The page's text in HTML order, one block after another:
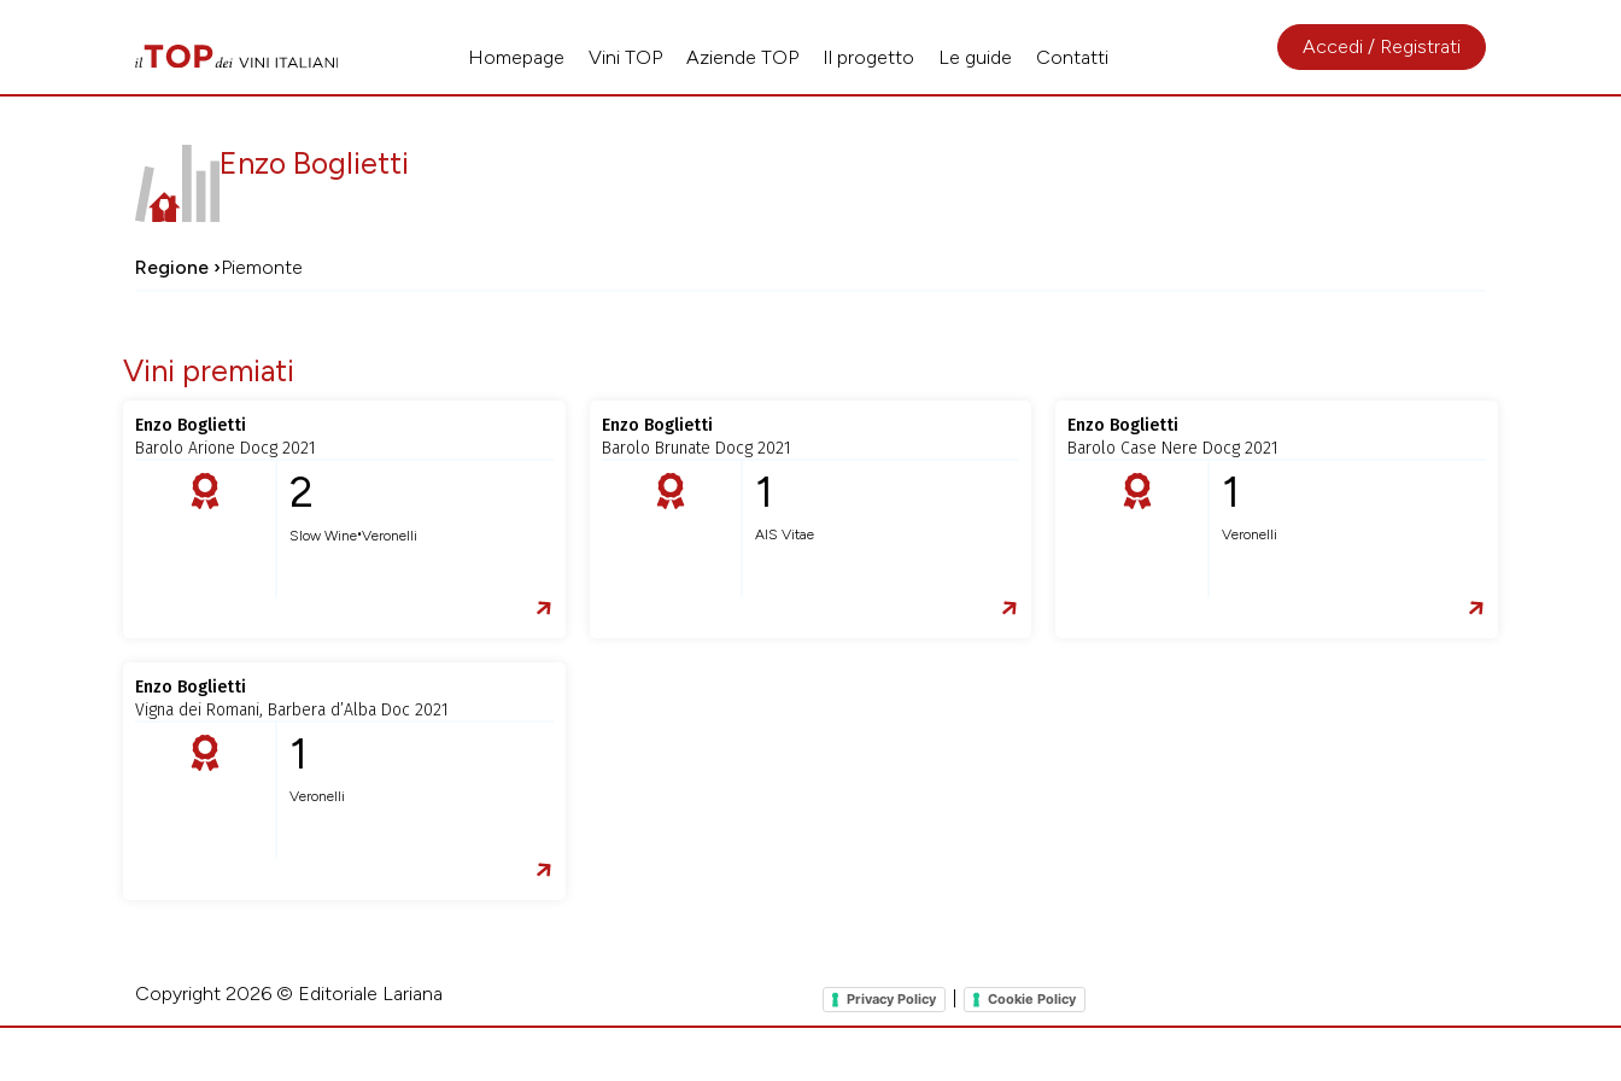
Homepage Vini TOP Aziende TOP Il progetto Le guide Contatti Accedi / Registrati
Enzo Boglietti
Regione ›Piemonte
Vini premiati
Enzo Boglietti
Barolo Arione Docg 2021
2
Slow Wine•Veronelli
Enzo Boglietti
Barolo Brunate Docg 2021
1
AIS Vitae
Enzo Boglietti
Barolo Case Nere Docg 2021
1
Veronelli
Enzo Boglietti
Vigna dei Romani, Barbera d’Alba Doc 2021
1
Veronelli
Copyright 2026 © Editoriale Lariana Privacy Policy Cookie Policy